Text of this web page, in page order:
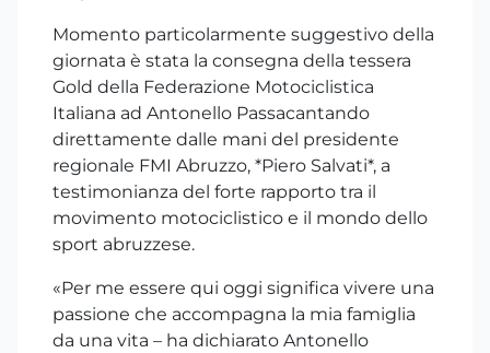
Momento particolarmente suggestivo della
giornata è stata la consegna della tessera
Gold della Federazione Motociclistica
Italiana ad Antonello Passacantando
direttamente dalle mani del presidente
regionale FMI Abruzzo, *Piero Salvati*, a
testimonianza del forte rapporto tra il
movimento motociclistico e il mondo dello
sport abruzzese.
«Per me essere qui oggi significa vivere una
passione che accompagna la mia famiglia
da una vita – ha dichiarato Antonello